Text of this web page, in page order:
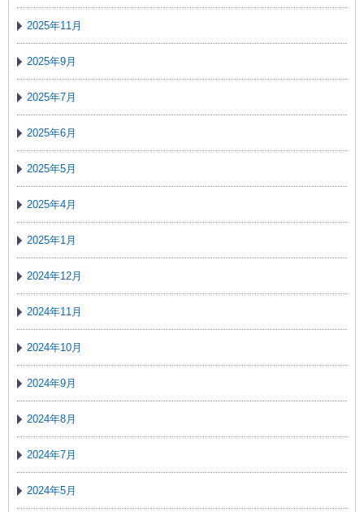
2025年11月
2025年9月
2025年7月
2025年6月
2025年5月
2025年4月
2025年1月
2024年12月
2024年11月
2024年10月
2024年9月
2024年8月
2024年7月
2024年5月